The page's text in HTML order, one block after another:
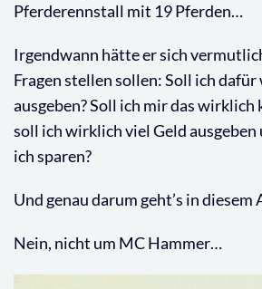
Pferderennstall mit 19 Pferden…
Irgendwann hätte er sich
Fragen stellen sollen: Soll ich
ausgeben? Soll ich mir das wirklich
soll ich wirklich viel Geld ausgeben
ich sparen?
Und genau darum geht’s in diesem
Nein, nicht um MC Hammer…